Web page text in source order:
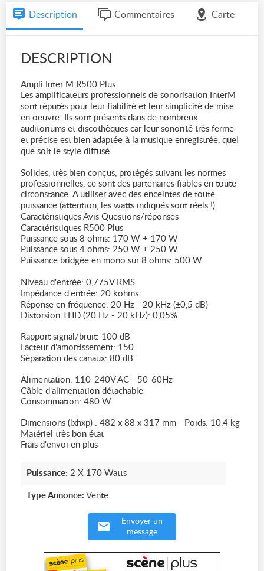
Description Commentaires Carte
DESCRIPTION
Ampli Inter M R500 Plus
Les amplificateurs professionnels de sonorisation InterM
sont réputés pour leur fiabilité et leur simplicité de mise
en oeuvre. Ils sont présents dans de nombreux
auditoriums et discothèques car leur sonorité très ferme
et précise est bien adaptée à la musique enregistrée, quel
que soit le style diffusé.
Solides, très bien conçus, protégés suivant les normes
professionnelles, ce sont des partenaires fiables en toute
circonstance. A utiliser avec des enceintes de toute
puissance (attention, les watts indiqués sont réels !).
Caractéristiques Avis Questions/réponses
Caractéristiques R500 Plus
Puissance sous 8 ohms: 170 W + 170 W
Puissance sous 4 ohms: 250 W + 250 W
Puissance bridgée en mono sur 8 ohms: 500 W
Niveau d'entrée: 0,775V RMS
Impédance d'entrée: 20 kohms
Réponse en fréquence: 20 Hz - 20 kHz (±0,5 dB)
Distorsion THD (20 Hz - 20 kHz): 0,05%
Rapport signal/bruit: 100 dB
Facteur d'amortissement: 150
Séparation des canaux: 80 dB
Alimentation: 110-240V AC - 50-60Hz
Câble d'alimentation détachable
Consommation: 480 W
Dimensions (lxhxp) : 482 x 88 x 317 mm - Poids: 10,4 kg
Matériel très bon état
Frais d'envoi en plus
Puissance: 2 X 170 Watts
Type Annonce: Vente
Envoyer un
message